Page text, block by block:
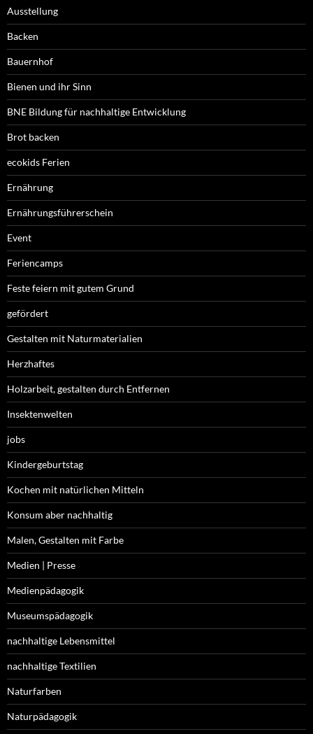
Ausstellung
Backen
Bauernhof
Bienen und ihr Sinn
BNE Bildung für nachhaltige Entwicklung
Brot backen
ecokids Ferien
Ernährung
Ernährungsführerschein
Event
Feriencamps
Feste feiern mit gutem Grund
gefördert
Gestalten mit Naturmaterialien
Herzhaftes
Holzarbeit, gestalten durch Entfernen
Insektenwelten
jobs
Kindergeburtstag
Kochen mit natürlichen Mitteln
Konsum aber nachhaltig
Malen, Gestalten mit Farbe
Medien | Presse
Medienpädagogik
Museumspädagogik
nachhaltige Lebensmittel
nachhaltige Textilien
Naturfarben
Naturpädagogik